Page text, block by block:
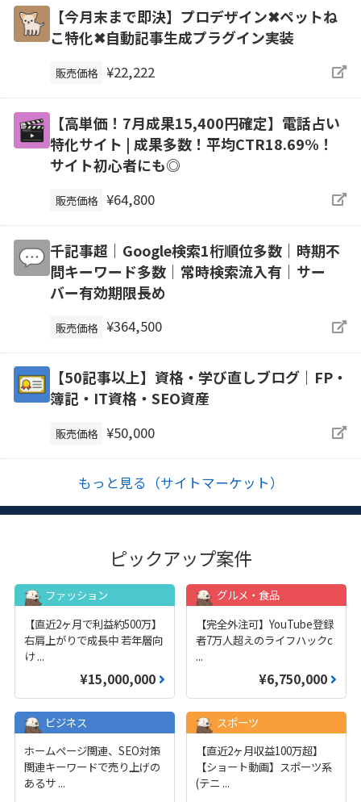
【今月末まで即決】プロデザイン✖ペットね
こ特化✖自動記事生成プラグイン実装
販売価格 ¥22,222
【高単価！7月成果15,400円確定】電話占い
特化サイト | 成果多数！平均CTR18.69%！
サイト初心者にも◎
販売価格 ¥64,800
千記事超｜Google検索1桁順位多数｜時期不
問キーワード多数｜常時検索流入有｜サー
バー有効期限長め
販売価格 ¥364,500
【50記事以上】資格・学び直しブログ｜FP・
簿記・IT資格・SEO資産
販売価格 ¥50,000
もっと見る（サイトマーケット）
ピックアップ案件
ファッション
【直近2ヶ月で利益約500万】
右肩上がりで成長中 若年層向
け...
¥15,000,000
グルメ・食品
【完全外注可】YouTube登録
者7万人超えのライフハックc
...
¥6,750,000
ビジネス
ホームページ関連、SEO対策
関連キーワードで売り上げの
あるサ ...
スポーツ
【直近2ヶ月収益100万超】
【ショート動画】スポーツ系
(テニ ...